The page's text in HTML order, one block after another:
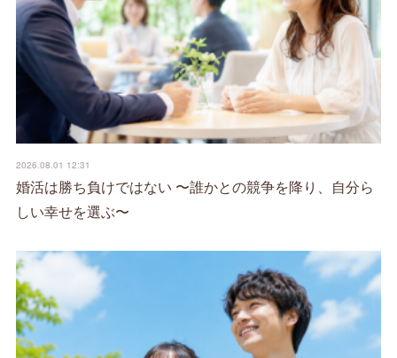
2026.08.01 12:31
婚活は勝ち負けではない 〜誰かとの競争を降り、自分ら
しい幸せを選ぶ〜